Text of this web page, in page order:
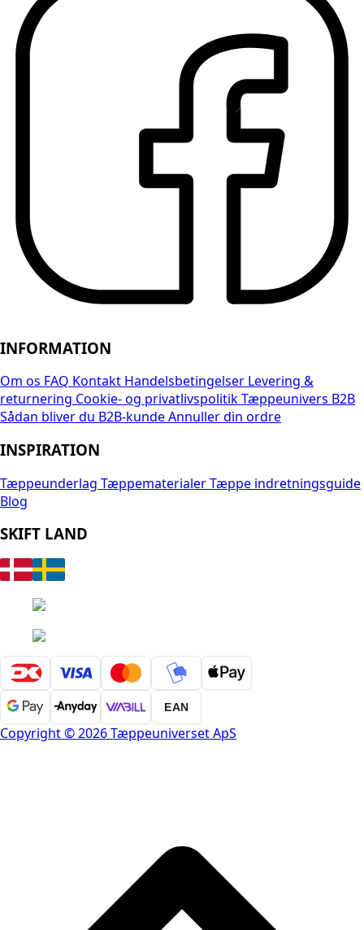
INFORMATION
Om os FAQ Kontakt Handelsbetingelser Levering &
returnering Cookie- og privatlivspolitikTæppeunivers B2B
Sådan bliver du B2B-kundeAnnuller din ordre
INSPIRATION
Tæppeunderlag TæppematerialerTæppe indretningsguide
Blog
SKIFT LAND
EAN
Copyright © 2026 Tæppeuniverset ApS